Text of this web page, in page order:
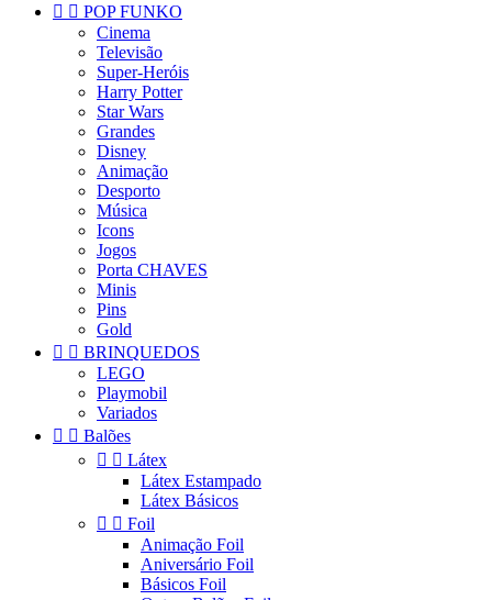
  POP FUNKO
Cinema
Televisão
Super-Heróis
Harry Potter
Star Wars
Grandes
Disney
Animação
Desporto
Música
Icons
Jogos
Porta CHAVES
Minis
Pins
Gold
  BRINQUEDOS
LEGO
Playmobil
Variados
  Balões
  Látex
Látex Estampado
Látex Básicos
  Foil
Animação Foil
Aniversário Foil
Básicos Foil